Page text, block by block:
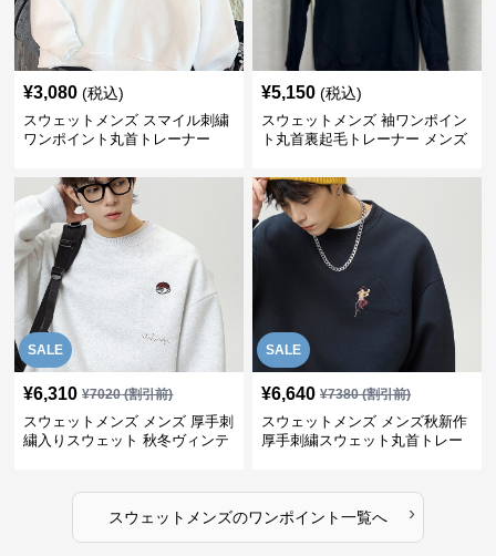
¥3,080 (税込)
スウェットメンズ スマイル刺繍
ワンポイント丸首トレーナー
¥5,150 (税込)
スウェットメンズ 袖ワンポイン
ト丸首裏起毛トレーナー メンズ
SALE
¥6,310 ¥7020(割引前)
スウェットメンズ メンズ 厚手刺
繍入りスウェット 秋冬ヴィンテ
SALE
¥6,640 ¥7380(割引前)
スウェットメンズ メンズ秋新作
厚手刺繍スウェット丸首トレー
スウェットメンズのワンポイント一覧へ ›